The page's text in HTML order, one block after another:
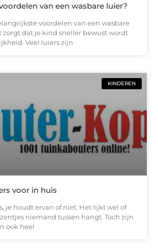
van een wasbare luier?
voordelen van een wasbare
zorgt dat je kind sneller bewust wordt
Veel luiers zijn
KINDEREN
voor in huis
je houdt ervan of niet. Het lijkt wel of
niemand tussen hangt. Toch zijn
ook heel